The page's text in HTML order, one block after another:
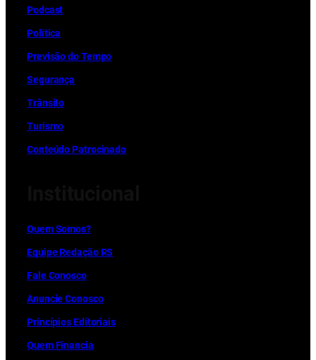
Podcast
Política
Previsão do Tempo
Segurança
Trânsito
Turismo
Conteúdo Patrocinado
Quem Somos?
Equipe Redação RS
Fale Conosco
Anuncie Conosco
Princípios Editoriais
Quem Financia